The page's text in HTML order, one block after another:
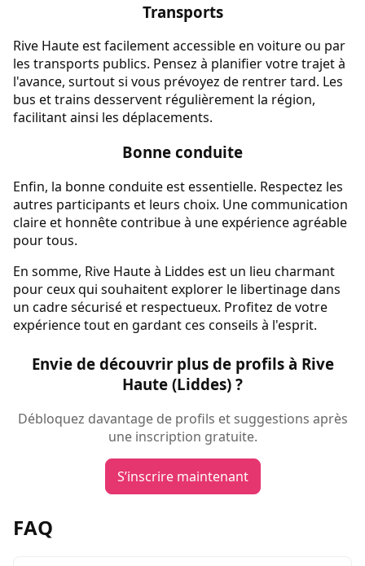
Transports
Rive Haute est facilement accessible en voiture ou par
les transports publics. Pensez à planifier votre trajet à
l'avance, surtout si vous prévoyez de rentrer tard. Les
bus et trains desservent régulièrement la région,
facilitant ainsi les déplacements.
Bonne conduite
Enfin, la bonne conduite est essentielle. Respectez les
autres participants et leurs choix. Une communication
claire et honnête contribue à une expérience agréable
pour tous.
En somme, Rive Haute à Liddes est un lieu charmant
pour ceux qui souhaitent explorer le libertinage dans
un cadre sécurisé et respectueux. Profitez de votre
expérience tout en gardant ces conseils à l'esprit.
Envie de découvrir plus de profils à Rive
Haute (Liddes) ?
Débloquez davantage de profils et suggestions après
une inscription gratuite.
S’inscrire maintenant
FAQ